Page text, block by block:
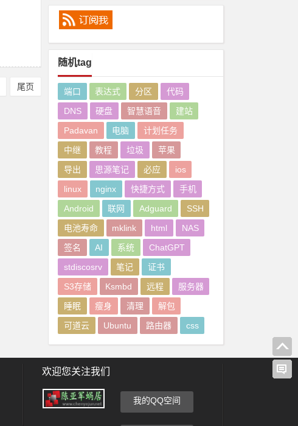
尾页
随机tag
端口 表达式 分区
代码
DNS
硬盘 智慧语音
建站
Padavan
电脑
计划任务
中继
教程 垃圾
苹果
导出
思源笔记 必应
ios
linux
nginx 快捷方式
手机
Android
联网 Adguard
SSH
电池寿命
mklink html
NAS
签名
AI 系统
ChatGPT
stdiscosrv
笔记
证书
S3存储
Ksmbd 远程
服务器
睡眠
瘦身 清理
解包
可道云
Ubuntu 路由器 css
欢迎您关注我们
我的QQ空间